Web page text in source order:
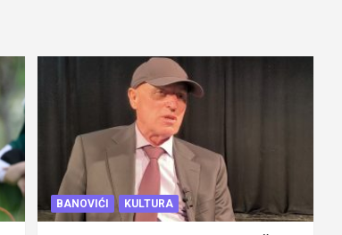
BANOVIĆI KULTURA